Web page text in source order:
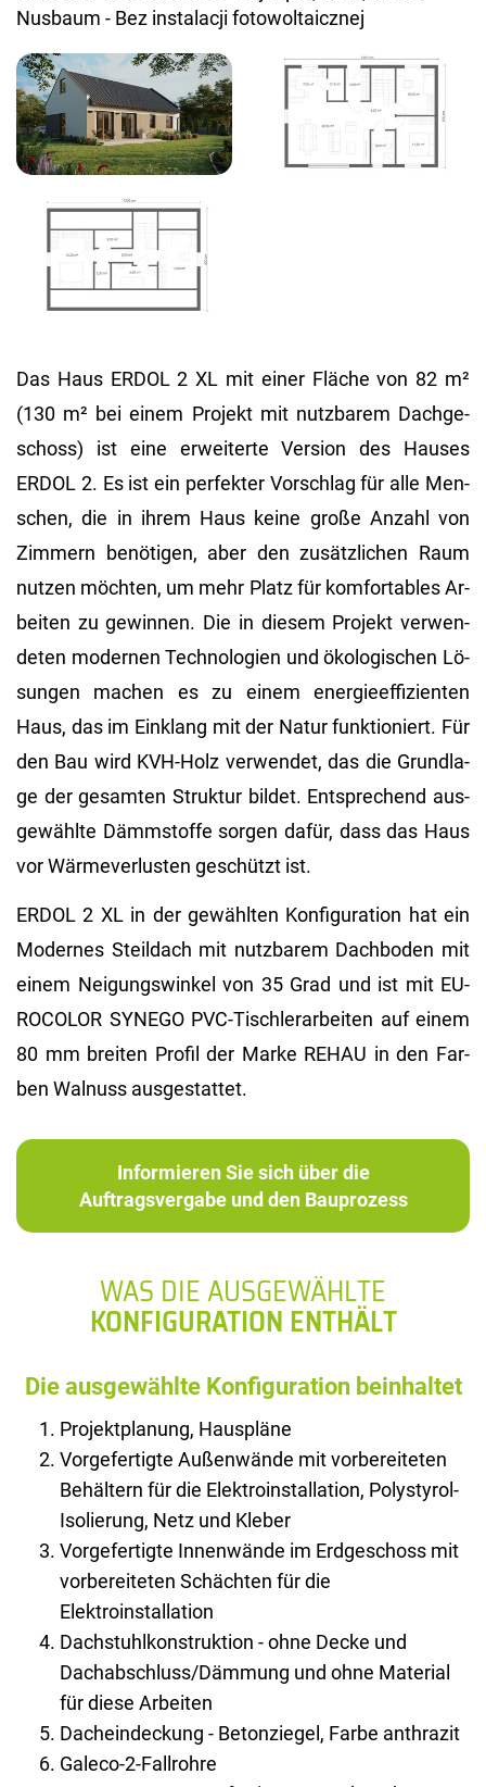
Das Haus ERDOL 2 XL mit einer Flä­che von 82 m²
(130 m² bei einem Pro­jekt mit nutz­ba­rem Dach­ge­
schoss) ist eine er­wei­ter­te Ver­si­on des Hau­ses
ERDOL 2. Es ist ein per­fek­ter Vor­schlag für alle Men­
schen, die in ihrem Haus keine große An­zahl von
Zim­mern be­nö­ti­gen, aber den zu­sätz­li­chen Raum
nut­zen möch­ten, um mehr Platz für kom­for­ta­bles Ar­
bei­ten zu ge­win­nen. Die in die­sem Pro­jekt ver­wen­
de­ten mo­der­nen Tech­no­lo­gi­en und öko­lo­gi­schen Lö­
sun­gen ma­chen es zu einem en­er­gie­ef­fi­zi­en­ten
Haus, das im Ein­klang mit der Natur funk­tio­niert. Für
den Bau wird KVH-Holz ver­wen­det, das die Grund­la­
ge der ge­sam­ten Struk­tur bil­det. Ent­spre­chend aus­
ge­wähl­te Dämm­stof­fe sor­gen dafür, dass das Haus
vor Wär­me­ver­lus­ten ge­schützt ist.
ERDOL 2 XL in der ge­wähl­ten Kon­fi­gu­ra­ti­on hat ein
Mo­der­nes Steil­dach mit nutz­ba­rem Dach­bo­den mit
einem Nei­gungs­win­kel von 35 Grad und ist mit EU­
RO­CO­LOR SYN­EGO PVC-Tisch­ler­ar­bei­ten auf einem
80 mm brei­ten Pro­fil der Marke REHAU in den Far­
ben Wal­nuss aus­ge­stat­tet.
Informieren Sie sich über die
Auftragsvergabe und den Bauprozess
WAS DIE AUSGEWÄHLTE
KONFIGURATION ENTHÄLT
Die ausgewählte Konfiguration beinhaltet
Projektplanung, Hauspläne
Vorgefertigte Außenwände mit vorbereiteten
Behältern für die Elektroinstallation, Polystyrol-
Isolierung, Netz und Kleber
Vorgefertigte Innenwände im Erdgeschoss mit
vorbereiteten Schächten für die
Elektroinstallation
Dachstuhlkonstruktion - ohne Decke und
Dachabschluss/Dämmung und ohne Material
für diese Arbeiten
Dacheindeckung - Betonziegel, Farbe anthrazit
Galeco-2-Fallrohre